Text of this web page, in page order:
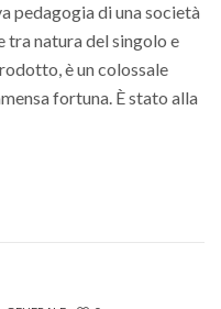
pedagogia di una società
natura del singolo e
è un colossale
fortuna. È stato alla